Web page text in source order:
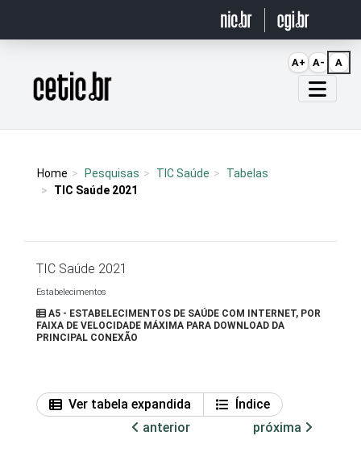
Página inicial
Home Pesquisas TIC Saúde
Tabelas
TIC Saúde 2021
TIC Saúde 2021
Estabelecimentos
A5 - ESTABELECIMENTOS DE SAÚDE COM INTERNET, POR
FAIXA DE VELOCIDADE MÁXIMA PARA DOWNLOAD DA
PRINCIPAL CONEXÃO
Ver tabela expandida
Índice
anterior
próxima
A+ A- A